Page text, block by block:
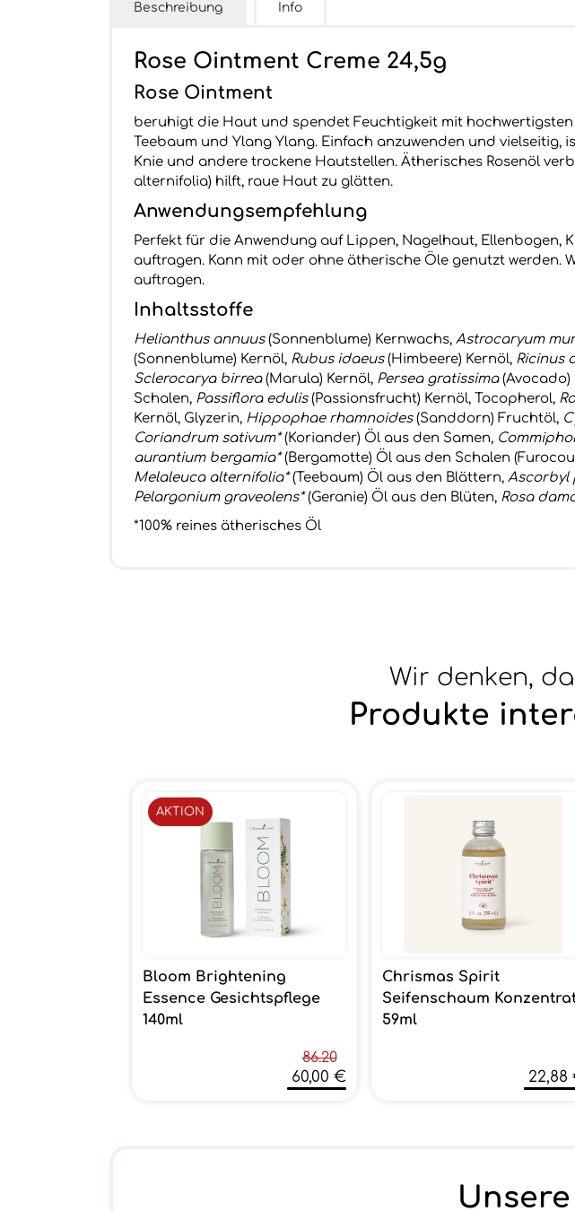
Beschreibung Info
Rose Ointment Creme 24,5g
Rose Ointment
beruhigt die Haut und spendet Feuchtigkeit mit
Teebaum und Ylang Ylang. Einfach anzuwenden und
Knie und andere trockene Hautstellen. Ätherisches Rosenöl
alternifolia) hilft, raue Haut zu glätten.
Anwendungsempfehlung
Perfekt für die Anwendung auf Lippen, Nagelhaut,
auftragen. Kann mit oder ohne ätherische Öle genutzt werden.
auftragen.
Inhaltsstoffe
Helianthus annuus(Sonnenblume) Kernwachs, Astrocaryum
(Sonnenblume) Kernöl, Rubus idaeus(Himbeere) Kernöl, Ricinus
Sclerocarya birrea(Marula) Kernöl, Persea gratissima(Avocado)
Schalen, Passiflora edulis(Passionsfrucht) Kernöl, Tocopherol,
Kernöl, Glyzerin, Hippophae rhamnoides(Sanddorn) Fruchtöl,
Coriandrum sativum*(Koriander) Öl aus den Samen,
aurantium bergamia*(Bergamotte) Öl aus den Schalen
Melaleuca alternifolia*(Teebaum) Öl aus den Blättern, Ascorbyl
Pelargonium graveolens*(Geranie) Öl aus den Blüten, Rosa
*100% reines ätherisches Öl
Wir denken,
Produkte
Bloom Brightening
Essence Gesichtspflege
140ml
86.20
60,00 €
AKTION
Chrismas Spirit
Seifenschaum
59ml
22,88